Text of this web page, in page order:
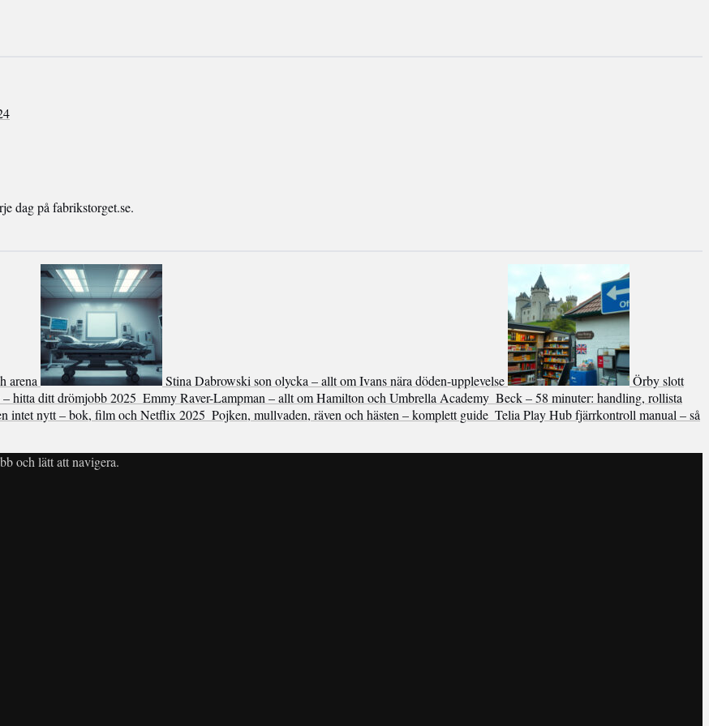
dag på fabrikstorget.se.
arena Stina Dabrowski son olycka – allt om Ivans nära döden-upplevelse
Örby slott
hitta ditt drömjobb 2025 Emmy Raver-Lampman – allt om Hamilton och Umbrella Academy Beck – 58 minuter: handling, rollista
intet nytt – bok, film och Netflix 2025 Pojken, mullvaden, räven och hästen – komplett guide Telia Play Hub fjärrkontroll manual – så
och lätt att navigera.